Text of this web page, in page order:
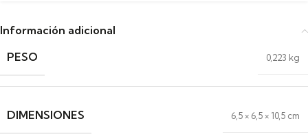
Información adicional
PESO
0,223 kg
DIMENSIONES 6,5 × 6,5 × 10,5 cm